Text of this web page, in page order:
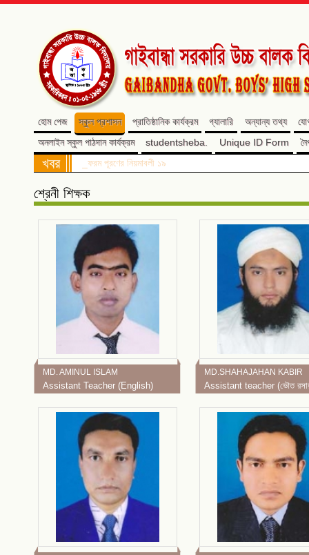
হোম পেজ স্কুল প্রশাসন প্রাতিষ্ঠানিক কার্যক্রম গ্যালারি অন্যান্য তথ্য
অনলাইন স্কুল পাঠদান কার্যক্রম
studentsheba. Unique ID Form
খবর সন্মানিত অভিভাবক, আবেদনের শেষ তারিখ পরিবর্তন হয়েছে। ####
শ্রেনী শিক্ষক
MD. AMINUL ISLAM
Assistant Teacher (English)
MD.SHAHAJAHAN KABIR
Assistant teacher (ভৌত